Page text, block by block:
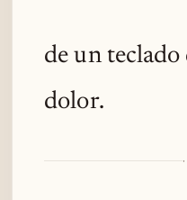
de un teclado
dolor.